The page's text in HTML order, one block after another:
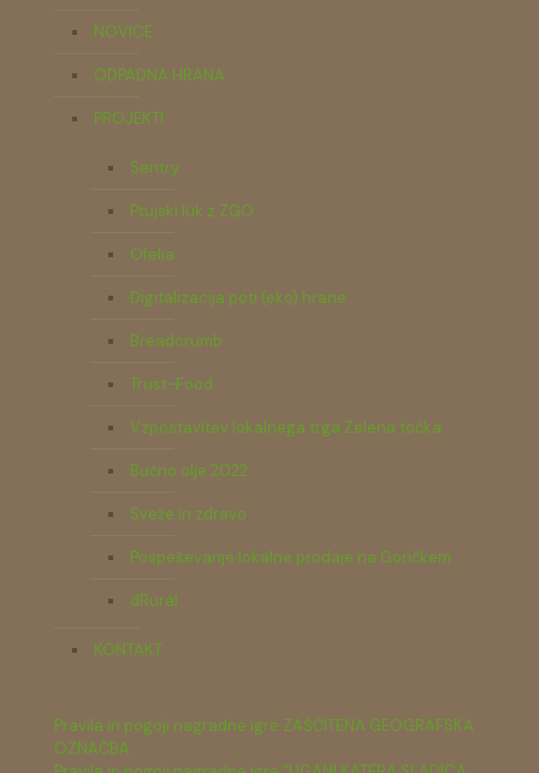
NOVICE
ODPADNA HRANA
PROJEKTI
Sentry
Ptujski lük z ZGO
Ofelia
Digitalizacija poti (eko) hrane
Breadcrumb
Trust-Food
Vzpostavitev lokalnega trga Zelena točka
Bučno olje 2022
Sveže in zdravo
Pospeševanje lokalne prodaje na Goričkem
dRural
KONTAKT
Pravila in pogoji nagradne igre ZAŠČITENA GEOGRAFSKA
OZNAČBA